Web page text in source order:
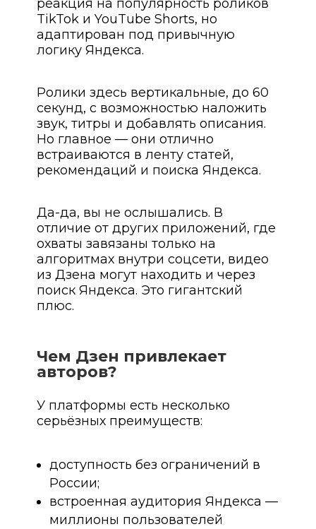
реакция на популярность роликов
TikTok и YouTube Shorts, но
адаптирован под привычную
логику Яндекса.
Ролики здесь вертикальные, до 60
секунд, с возможностью наложить
звук, титры и добавлять описания.
Но главное — они отлично
встраиваются в ленту статей,
рекомендаций и поиска Яндекса.
Да-да, вы не ослышались. В
отличие от других приложений, где
охваты завязаны только на
алгоритмах внутри соцсети, видео
из Дзена могут находить и через
поиск Яндекса. Это гигантский
плюс.
Чем Дзен привлекает
авторов?
У платформы есть несколько
серьёзных преимуществ:
доступность без ограничений в
России;
встроенная аудитория Яндекса —
миллионы пользователей